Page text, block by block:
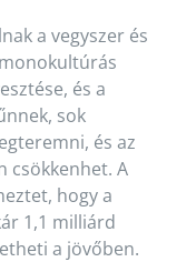
a vegyszer és
és a
sok
és az
csökkenhet. A
hogy a
1,1 milliárd
a jövőben.